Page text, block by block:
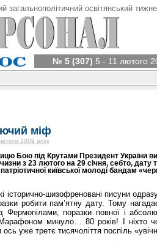
загальнополітичний освітянський
№ 5 (307) 5 - 11 лютого
міф
2009 року
Бою під Крутами Президент України
з 23 лютого на 29 січня, себто, дату
київської молоді бандам
історично-шизофреновані писуни
робити пам’ятну дату. Тому
Фермопілами, поразки повної і
минуло… 80 років! І ніхто
уже третє тисячоліття поспіль